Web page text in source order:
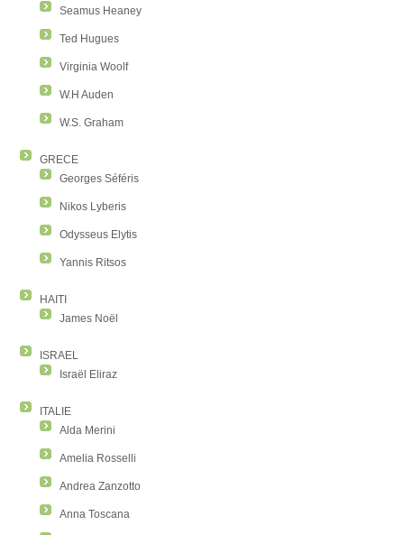
Seamus Heaney
Ted Hugues
Virginia Woolf
W.H Auden
W.S. Graham
GRECE
Georges Séféris
Nikos Lyberis
Odysseus Elytis
Yannis Ritsos
HAITI
James Noël
ISRAEL
Israël Eliraz
ITALIE
Alda Merini
Amelia Rosselli
Andrea Zanzotto
Anna Toscana